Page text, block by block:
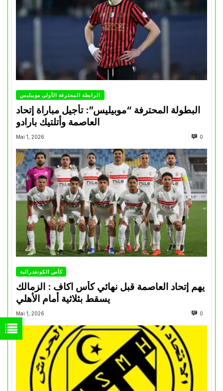
الرابطة المحترفة الأولى موبيليس
البطولة المحترفة “موبيليس”: تأجيل مباراة إتحاد
العاصمة وأتلتيك بارادو
Mai 1, 2026 0
كأس الكونفدرالية
يهم إتحاد العاصمة قبل نهائي كأس اكاف : الزمالك
Mai 1, 2026 0